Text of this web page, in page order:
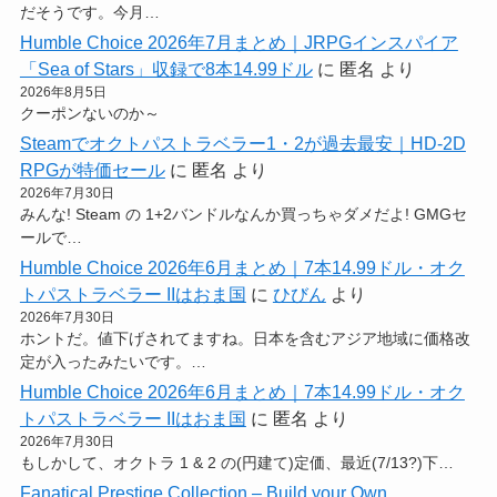
だそうです。今月…
Humble Choice 2026年7月まとめ｜JRPGインスパイア
「Sea of Stars」収録で8本14.99ドルに 匿名 より
2026年8月5日
クーポンないのか～
Steamでオクトパストラベラー1・2が過去最安｜HD-2D
RPGが特価セールに 匿名 より
2026年7月30日
みんな! Steam の 1+2バンドルなんか買っちゃダメだよ! GMGセ
ールで…
Humble Choice 2026年6月まとめ｜7本14.99ドル・オク
トパストラベラー IIはおま国 に ひびん より
2026年7月30日
ホントだ。値下げされてますね。日本を含むアジア地域に価格改
定が入ったみたいです。…
Humble Choice 2026年6月まとめ｜7本14.99ドル・オク
トパストラベラー IIはおま国 に 匿名 より
2026年7月30日
もしかして、オクトラ 1 & 2 の(円建て)定価、最近(7/13?)下…